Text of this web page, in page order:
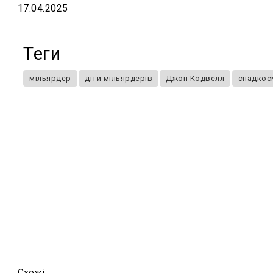
17.04.2025
Теги
мільярдер діти мільярдерів Джон Кодвелл